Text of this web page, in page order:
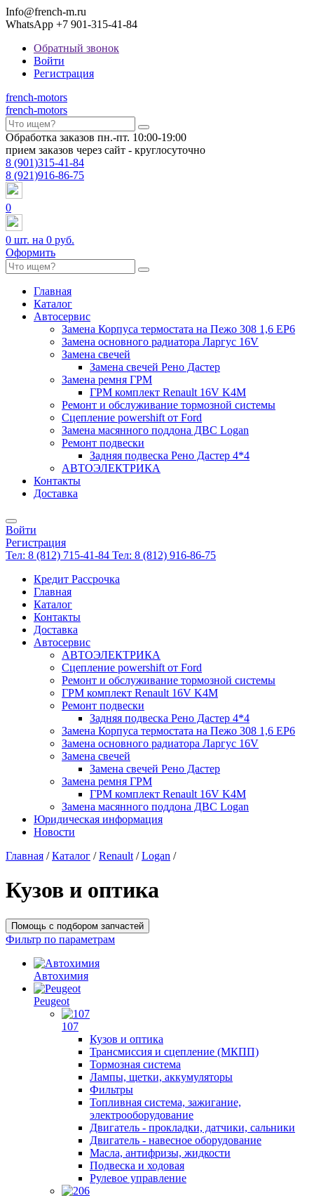
Info@french-m.ru
WhatsApp +7 901-315-41-84
Обратный звонок
Войти
Регистрация
french-motors
french-motors
Обработка заказов пн.-пт. 10:00-19:00
прием заказов через сайт - круглосуточно
8 (901)315-41-84
8 (921)916-86-75
0
0 шт. на 0 руб.
Оформить
Главная
Каталог
Автосервис
Замена Корпуса термостата на Пежо 308 1,6 EP6
Замена основного радиатора Ларгус 16V
Замена свечей
Замена свечей Рено Дастер
Замена ремня ГРМ
ГРМ комплект Renault 16V K4M
Ремонт и обслуживание тормозной системы
Сцепление powershift от Ford
Замена масянного поддона ДВС Logan
Ремонт подвески
Задняя подвеска Рено Дастер 4*4
АВТОЭЛЕКТРИКА
Контакты
Доставка
Войти
Регистрация
Тел: 8 (812) 715-41-84 Тел: 8 (812) 916-86-75
Кредит Рассрочка
Главная
Каталог
Контакты
Доставка
Автосервис
АВТОЭЛЕКТРИКА
Сцепление powershift от Ford
Ремонт и обслуживание тормозной системы
ГРМ комплект Renault 16V K4M
Ремонт подвески
Задняя подвеска Рено Дастер 4*4
Замена Корпуса термостата на Пежо 308 1,6 EP6
Замена основного радиатора Ларгус 16V
Замена свечей
Замена свечей Рено Дастер
Замена ремня ГРМ
ГРМ комплект Renault 16V K4M
Замена масянного поддона ДВС Logan
Юридическая информация
Новости
Главная / Каталог / Renault / Logan /
Кузов и оптика
Помощь с подбором запчастей
Фильтр по параметрам
Автохимия
Peugeot
107
Кузов и оптика
Трансмиссия и сцепление (МКПП)
Тормозная система
Лампы, щетки, аккумуляторы
Фильтры
Топливная система, зажигание,
электрооборудование
Двигатель - прокладки, датчики, сальники
Двигатель - навесное оборудование
Масла, антифризы, жидкости
Подвеска и ходовая
Рулевое управление